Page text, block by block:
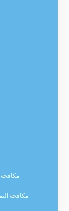
مكافحة